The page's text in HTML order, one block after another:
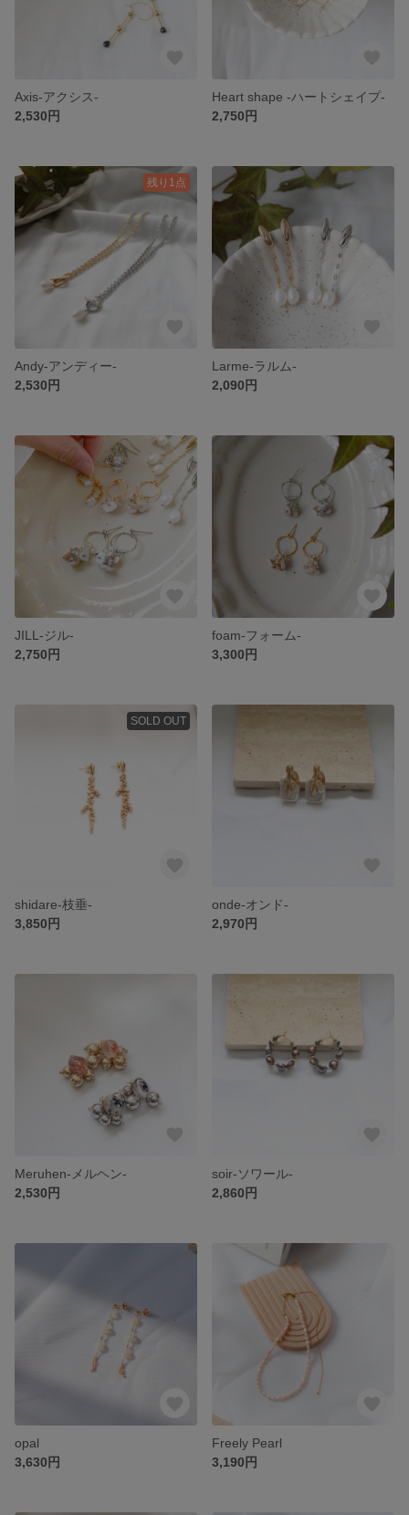
Axis-アクシス-
2,530円
Heart shape -ハートシェイプ-
2,750円
残り1点
Andy-アンディー-
2,530円
Larme-ラルム-
2,090円
JILL-ジル-
2,750円
foam-フォーム-
3,300円
SOLD OUT
shidare-枝垂-
3,850円
onde-オンド-
2,970円
Meruhen-メルヘン-
2,530円
soir-ソワール-
2,860円
opal
3,630円
Freely Pearl
3,190円